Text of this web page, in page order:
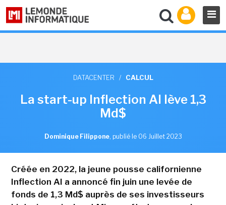
DATACENTER / CALCUL
La start-up Inflection AI lève 1,3
Md$
Dominique Filippone, publié le 06 Juillet 2023
Créée en 2022, la jeune pousse californienne
Inflection AI a annoncé fin juin une levée de
fonds de 1,3 Md$ auprès de ses investisseurs